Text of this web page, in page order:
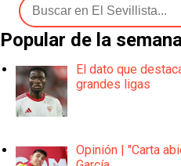
Popular de la semana
El dato que
grandes ligas
Opinión | "Carta